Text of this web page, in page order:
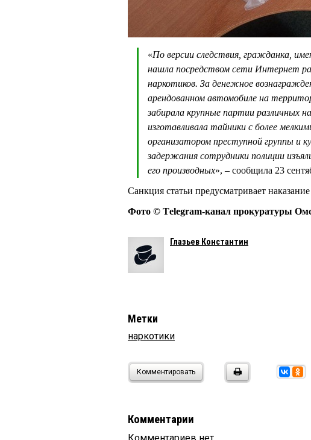
«По версии следствия, гражданка,
нашла посредством сети Интернет
наркотиков. За денежное
арендованном автомобиле на
забирала крупные партии различных
изготавливала тайники с более
организатором преступной группы и
задержания сотрудники полиции
его производных», – сообщила 23
Санкция статьи предусматривает
Фото © Тelegram-канал прокуратуры
Глазьев Константин
Метки
наркотики
Комментировать
Комментарии